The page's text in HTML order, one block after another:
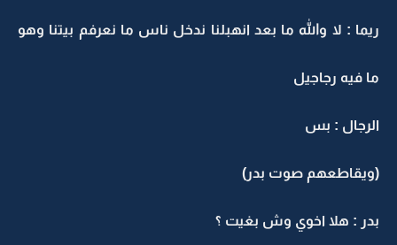
ريما : لا والله ما بعد انهبلنا ندخل ناس ما نعرفم بيتنا وهو
ما فيه رجاجيل
الرجال : بس
(ويقاطعهم صوت بدر)
بدر : هلا اخوي وش بغيت ؟